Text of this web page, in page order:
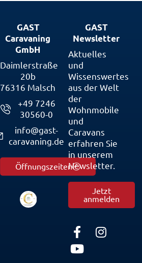
GAST
Caravaning
GmbH
Daimlerstraße
20b
76316 Malsch
+49 7246
30560-0
info@gast-
caravaning.de
Öffnungszeiten
GAST
Newsletter
Aktuelles
und
Wissenswertes
aus der Welt
der
Wohnmobile
und
Caravans
erfahren Sie
in unserem
Newsletter.
Jetzt
anmelden